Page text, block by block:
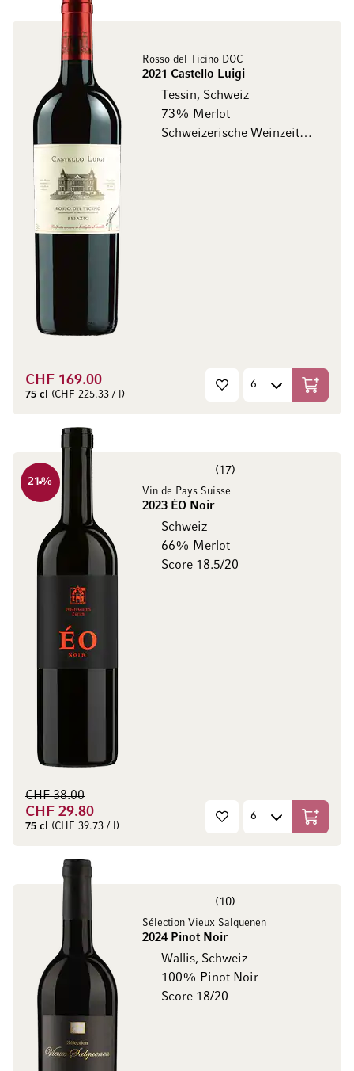
Rosso del Ticino DOC
2021 Castello Luigi
Tessin, Schweiz
73% Merlot
Schweizerische Weinzeitung 19/20
CHF 169.00
75 cl (CHF 225.33 / l) In den
17
Vin de Pays Suisse
2023 ÉO Noir
21%
Schweiz
66% Merlot
Score 18.5/20
CHF 29.80
CHF 38.00
75 cl (CHF 39.73 / l) In den
10
Sélection Vieux Salquenen
2024 Pinot Noir
Wallis, Schweiz
100% Pinot Noir
Score 18/20